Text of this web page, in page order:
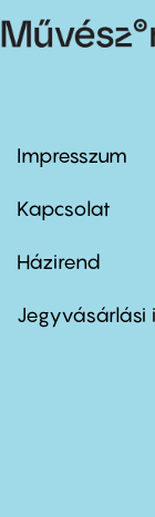
Footer
first
Impresszum
Kapcsolat
Footer
second
Házirend
Jegyvásárlási